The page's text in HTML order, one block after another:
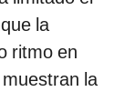
la
ritmo en
la